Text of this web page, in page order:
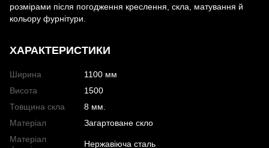
розмірами після погодження креслення, скла, матування й
кольору фурнітури.
ХАРАКТЕРИСТИКИ
Ширина
1100 мм
Висота
1500
Товщина скла
8 мм.
Матеріал
Загартоване скло
Матеріал
Нержавіюча сталь